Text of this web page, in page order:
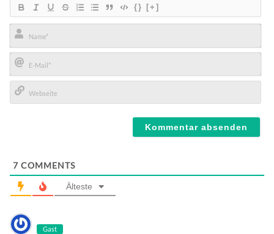
{} [+]
Name*
E-
Mail*
7 COMMENTS
Älteste
Gast